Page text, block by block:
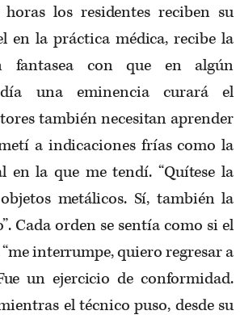
los residentes reciben su
en la práctica médica, recibe la
fantasea con que en algún
una eminencia curará el
también necesitan aprender
a indicaciones frías como la
en la que me tendí. “Quítese la
metálicos. Sí, también la
Cada orden se sentía como si el
interrumpe, quiero regresar a
un ejercicio de conformidad.
el técnico puso, desde su